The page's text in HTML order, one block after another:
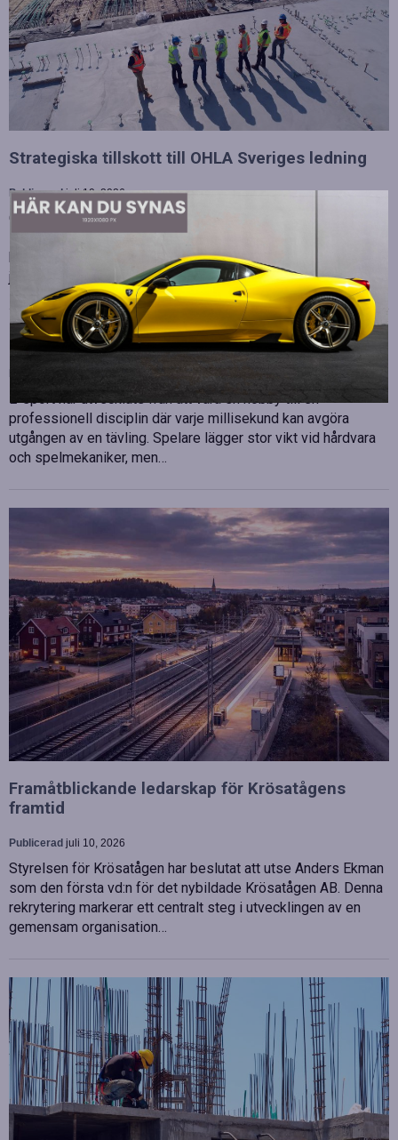
Strategiska tillskott till OHLA Sveriges ledning
Publiceradjuli 10, 2026
OHLA Sverige stärker sin ledningsgrupp genom att anställa
Malin Bergman som HR-chef och María Vazquez som
biträdande ekonomichef. Båda började sina nya tjänster den 1
juni 2026 och kommer att…
Betydelsen av snabb internetanslutning för e-
sport
E-sport har utvecklats från att vara en hobby till en
professionell disciplin där varje millisekund kan avgöra
utgången av en tävling. Spelare lägger stor vikt vid hårdvara
och spelmekaniker, men…
Framåtblickande ledarskap för Krösatågens
framtid
Publicerad juli 10, 2026
Styrelsen för Krösatågen har beslutat att utse Anders Ekman
som den första vd:n för det nybildade Krösatågen AB. Denna
rekrytering markerar ett centralt steg i utvecklingen av en
gemensam organisation…